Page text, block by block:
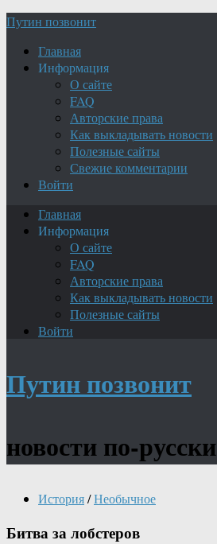
Путин позвонит
Главная
Информация
О сайте
FAQ
Авторские права
Как выкладывать новости
Полезные сайты
Свежие комментарии
Войти
Главная
Информация
О сайте
FAQ
Авторские права
Как выкладывать новости
Полезные сайты
Войти
Путин позвонит
новости по-русски
История/Необычное
Битва за лобстеров